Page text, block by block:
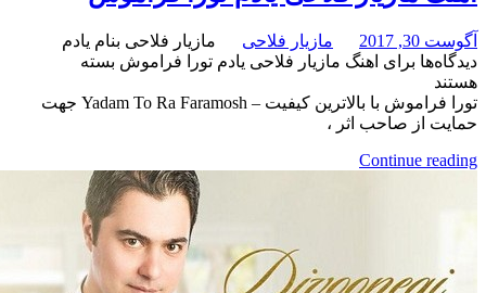
مازیار فلاحی
برای اهنگ مازیار فلاحی یادم تورا فراموش بسته
مازیار فلاحی بنام یادم
تورا فراموش با بالاترین کیفیت – Yadam To Ra Faramosh جهت
صاحب اثر ،